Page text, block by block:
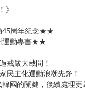
》
45周年紀念★★
運動專書★★
戒嚴大哉問！
主化運動浪潮先鋒！
國的關鍵，後續處理